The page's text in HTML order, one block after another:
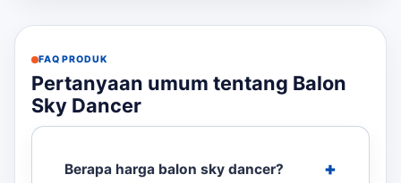
FAQ PRODUK
Pertanyaan umum tentang Balon
Sky Dancer
Berapa harga balon sky dancer?